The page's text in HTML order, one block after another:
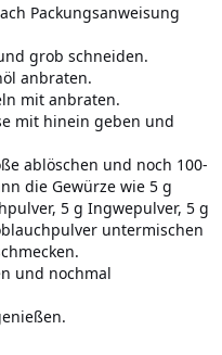
Packungsanweisung
grob schneiden.
anbraten.
mit anbraten.
mit hinein geben und
ablöschen und noch 100-
die Gewürze wie 5 g
5 g Ingwepulver, 5 g
untermischen
und nochmal